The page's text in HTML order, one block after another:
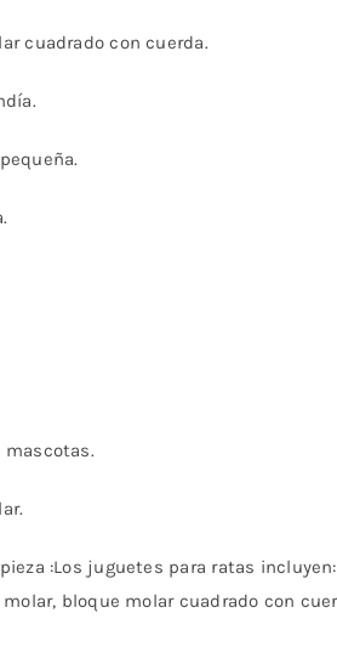
cuadrado con cuerda.
mascotas.
:Los juguetes para ratas
bloque molar cuadrado con